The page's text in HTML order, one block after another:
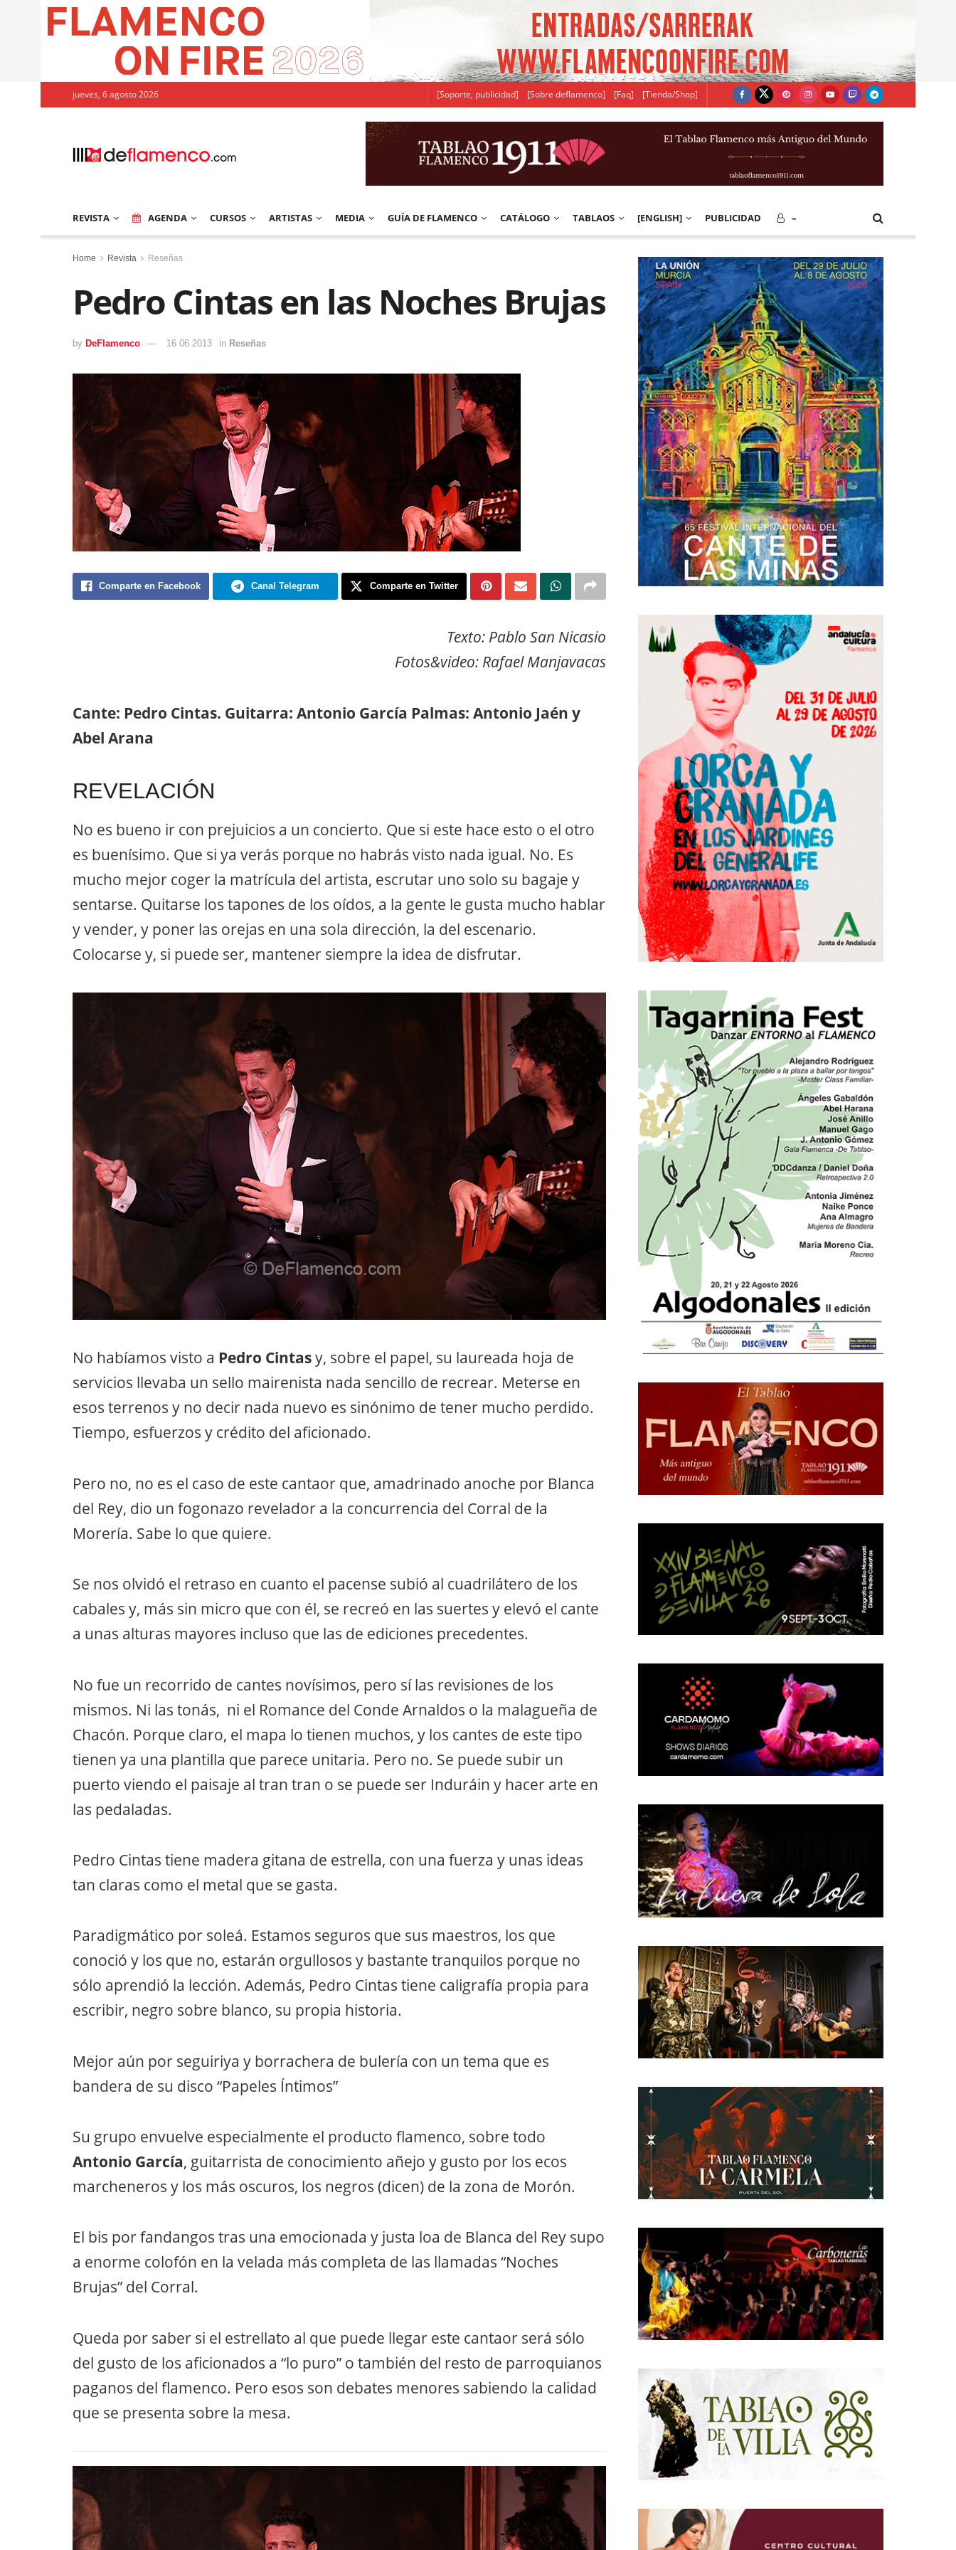
jueves, 6 agosto 2026 [Soporte, publicidad] [Sobre deflamenco] [Faq] [Tienda/Shop]
REVISTA AGENDA CURSOS ARTISTAS MEDIA GUÍA DE FLAMENCO CATÁLOGO TABLAOS [ENGLISH] PUBLICIDAD –
Home Revista Reseñas
Pedro Cintas en las Noches Brujas
by DeFlamenco 16 06 2013 in Reseñas
Comparte en Facebook Canal Telegram Comparte en Twitter
Texto: Pablo San Nicasio
Fotos&video: Rafael Manjavacas
Cante: Pedro Cintas. Guitarra: Antonio García Palmas: Antonio Jaén y
Abel Arana
REVELACIÓN
No es bueno ir con prejuicios a un concierto. Que si este hace esto o el otro
es buenísimo. Que si ya verás porque no habrás visto nada igual. No. Es
mucho mejor coger la matrícula del artista, escrutar uno solo su bagaje y
sentarse. Quitarse los tapones de los oídos, a la gente le gusta mucho hablar
y vender, y poner las orejas en una sola dirección, la del escenario.
Colocarse y, si puede ser, mantener siempre la idea de disfrutar.
No habíamos visto a Pedro Cintasy, sobre el papel, su laureada hoja de
servicios llevaba un sello mairenista nada sencillo de recrear. Meterse en
esos terrenos y no decir nada nuevo es sinónimo de tener mucho perdido.
Tiempo, esfuerzos y crédito del aficionado.
Pero no, no es el caso de este cantaor que, amadrinado anoche por Blanca
del Rey, dio un fogonazo revelador a la concurrencia del Corral de la
Morería. Sabe lo que quiere.
Se nos olvidó el retraso en cuanto el pacense subió al cuadrilátero de los
cabales y, más sin micro que con él, se recreó en las suertes y elevó el cante
a unas alturas mayores incluso que las de ediciones precedentes.
No fue un recorrido de cantes novísimos, pero sí las revisiones de los
mismos. Ni las tonás, ni el Romance del Conde Arnaldos o la malagueña de
Chacón. Porque claro, el mapa lo tienen muchos, y los cantes de este tipo
tienen ya una plantilla que parece unitaria. Pero no. Se puede subir un
puerto viendo el paisaje al tran tran o se puede ser Induráin y hacer arte en
las pedaladas.
Pedro Cintas tiene madera gitana de estrella, con una fuerza y unas ideas
tan claras como el metal que se gasta.
Paradigmático por soleá. Estamos seguros que sus maestros, los que
conoció y los que no, estarán orgullosos y bastante tranquilos porque no
sólo aprendió la lección. Además, Pedro Cintas tiene caligrafía propia para
escribir, negro sobre blanco, su propia historia.
Mejor aún por seguiriya y borrachera de bulería con un tema que es
bandera de su disco “Papeles Íntimos”
Su grupo envuelve especialmente el producto flamenco, sobre todo
Antonio García, guitarrista de conocimiento añejo y gusto por los ecos
marcheneros y los más oscuros, los negros (dicen) de la zona de Morón.
El bis por fandangos tras una emocionada y justa loa de Blanca del Rey supo
a enorme colofón en la velada más completa de las llamadas “Noches
Brujas” del Corral.
Queda por saber si el estrellato al que puede llegar este cantaor será sólo
del gusto de los aficionados a “lo puro” o también del resto de parroquianos
paganos del flamenco. Pero esos son debates menores sabiendo la calidad
que se presenta sobre la mesa.